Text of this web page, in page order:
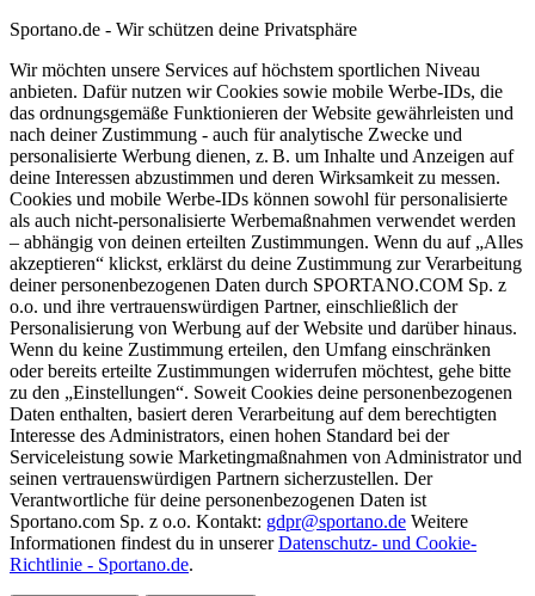
Sportano.de - Wir schützen deine Privatsphäre
Wir möchten unsere Services auf höchstem sportlichen Niveau
anbieten. Dafür nutzen wir Cookies sowie mobile Werbe-IDs, die
das ordnungsgemäße Funktionieren der Website gewährleisten und
nach deiner Zustimmung - auch für analytische Zwecke und
personalisierte Werbung dienen, z. B. um Inhalte und Anzeigen auf
deine Interessen abzustimmen und deren Wirksamkeit zu messen.
Cookies und mobile Werbe-IDs können sowohl für personalisierte
als auch nicht-personalisierte Werbemaßnahmen verwendet werden
– abhängig von deinen erteilten Zustimmungen. Wenn du auf „Alles
akzeptieren“ klickst, erklärst du deine Zustimmung zur Verarbeitung
deiner personenbezogenen Daten durch SPORTANO.COM Sp. z
o.o. und ihre vertrauenswürdigen Partner, einschließlich der
Personalisierung von Werbung auf der Website und darüber hinaus.
Wenn du keine Zustimmung erteilen, den Umfang einschränken
oder bereits erteilte Zustimmungen widerrufen möchtest, gehe bitte
zu den „Einstellungen“. Soweit Cookies deine personenbezogenen
Daten enthalten, basiert deren Verarbeitung auf dem berechtigten
Interesse des Administrators, einen hohen Standard bei der
Serviceleistung sowie Marketingmaßnahmen von Administrator und
seinen vertrauenswürdigen Partnern sicherzustellen. Der
Verantwortliche für deine personenbezogenen Daten ist
Sportano.com Sp. z o.o. Kontakt: gdpr@sportano.de Weitere
Informationen findest du in unsererDatenschutz- und Cookie-
Richtlinie - Sportano.de.